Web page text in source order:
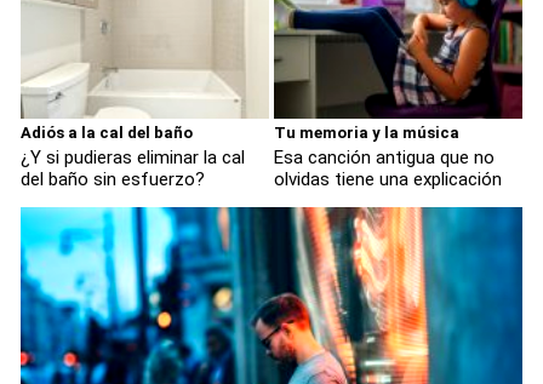
Adiós a la cal del baño
¿Y si pudieras eliminar la cal
del baño sin esfuerzo?
Tu memoria y la música
Esa canción antigua que no
olvidas tiene una explicación